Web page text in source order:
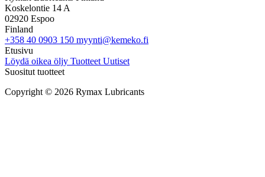
Koskelontie 14 A
02920 Espoo
Finland
+358 40 0903 150 myynti@kemeko.fi
Etusivu
Löydä oikea öljy Tuotteet Uutiset
Suositut tuotteet
Copyright © 2026 Rymax Lubricants